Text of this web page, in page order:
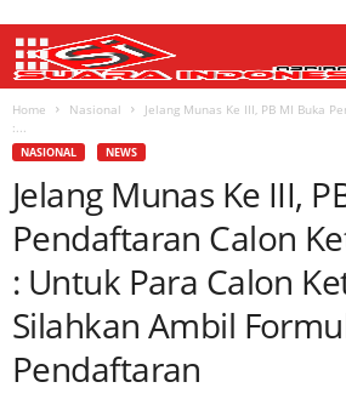
Home Nasional
Jelang Munas Ke III, PB MI Buka
:...
NASIONAL NEWS
Jelang Munas Ke III,
Pendaftaran Calon
: Untuk Para Calon
Silahkan Ambil
Pendaftaran